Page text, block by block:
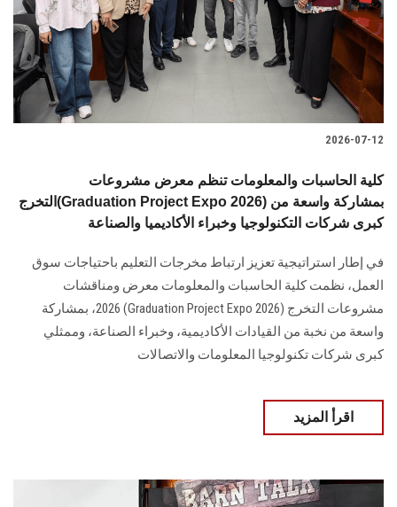
2026-07-12
كلية الحاسبات والمعلومات تنظم معرض مشروعات
التخرج(Graduation Project Expo 2026) بمشاركة واسعة من
كبرى شركات التكنولوجيا وخبراء الأكاديميا والصناعة
في إطار استراتيجية تعزيز ارتباط مخرجات التعليم باحتياجات سوق
العمل، نظمت كلية الحاسبات والمعلومات معرض ومناقشات
مشروعات التخرج (Graduation Project Expo 2026) 2026، بمشاركة
واسعة من نخبة من القيادات الأكاديمية، وخبراء الصناعة، وممثلي
كبرى شركات تكنولوجيا المعلومات والاتصالات
اقرأ المزيد